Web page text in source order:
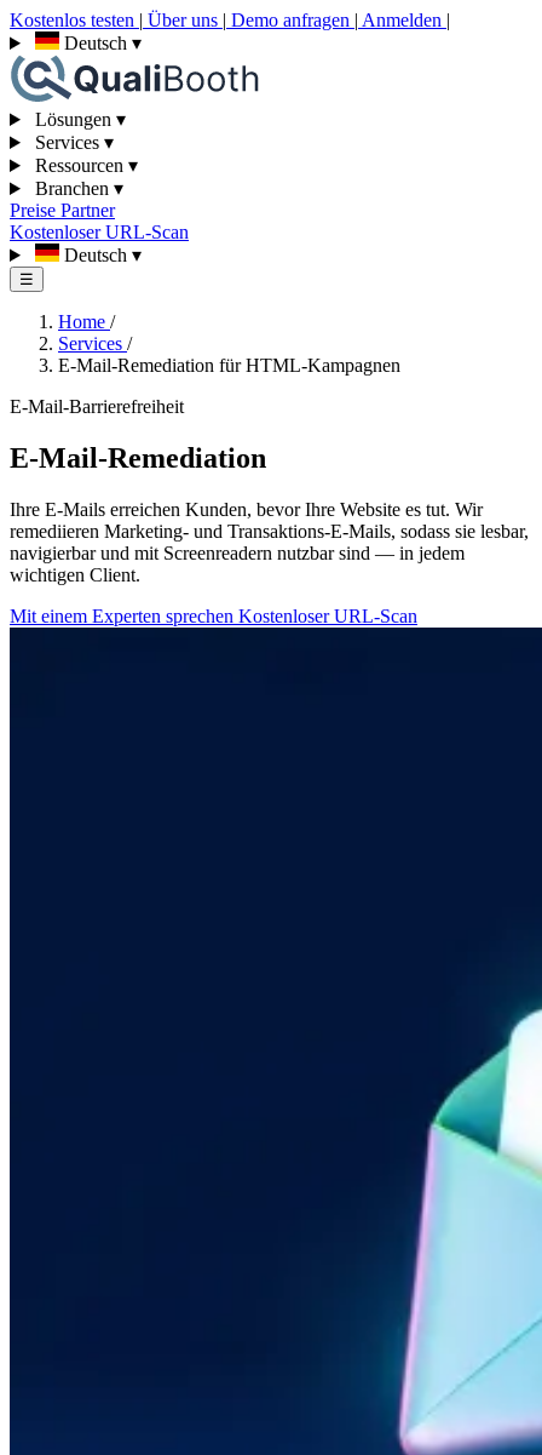
Kostenlos testen | Über uns | Demo anfragen | Anmelden |
Deutsch ▾
Lösungen ▾
Services ▾
Ressourcen ▾
Branchen ▾
Preise Partner
Kostenloser URL-Scan
Deutsch ▾
☰
Home /
Services /
E-Mail-Remediation für HTML-Kampagnen
E-Mail-Barrierefreiheit
E-Mail-Remediation
Ihre E-Mails erreichen Kunden, bevor Ihre Website es tut. Wir
remediieren Marketing- und Transaktions-E-Mails, sodass sie lesbar,
navigierbar und mit Screenreadern nutzbar sind — in jedem
wichtigen Client.
Mit einem Experten sprechen Kostenloser URL-Scan